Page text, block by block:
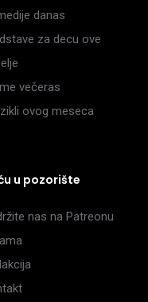
danas
za decu ove
večeras
ovog meseca
u pozorište
nas na Patreonu